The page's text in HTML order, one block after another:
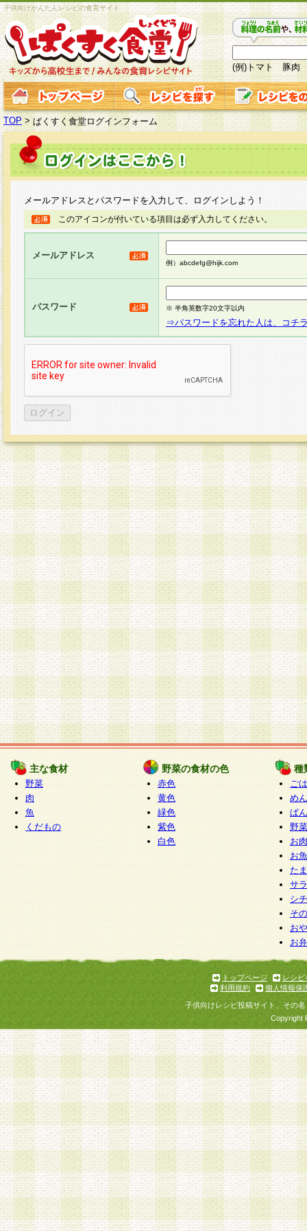
子供向けかんたんレシピの食育サイト
(例)トマト 豚肉
TOP > ぱくすく食堂ログインフォーム
メールアドレスとパスワードを入力して、ログインしよう！
このアイコンが付いている項目は必ず入力してください。
メールアドレス
例）abcdefg@hijk.com
パスワード ※ 半角英数字20文字以内
⇒パスワードを忘れた人は、コチ
主な食材
野菜
肉
魚
くだもの
野菜の食材の色
赤色
黄色
緑色
紫色
白色
種
ご
めん
ぱん
野
お
お
た
サ
シ
そ
お
お
トップページ
レシピ
利用規約
個人情報保
子供向けレシピ投稿サイト、その
Copyright